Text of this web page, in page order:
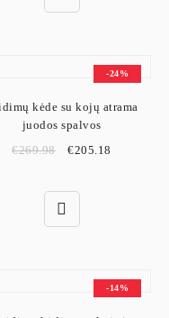
-24%
kėde su kojų atrama
juodos spalvos
€269.98 €205.18
-14%